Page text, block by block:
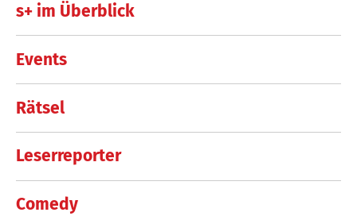
s+ im Überblick
Events
Rätsel
Leserreporter
Comedy